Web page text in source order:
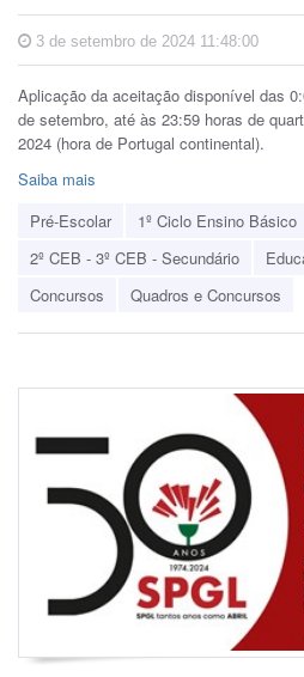
3 de setembro de 2024 11:48:00
Aplicação da aceitação disponível das
de setembro, até às 23:59 horas de
2024 (hora de Portugal continental).
Saiba mais
Pré-Escolar
1º Ciclo Ensino Básico
2º CEB - 3º CEB - Secundário
Concursos
Quadros e Concursos